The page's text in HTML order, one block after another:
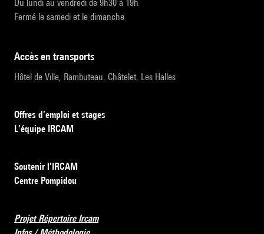
Du lundi au vendredi de 9h30 à 19h
Fermé le samedi et le dimanche
accès en transports
Hôtel de Ville, Rambuteau, Châtelet, Les Halles
Offres d’emploi et stages
L’équipe IRCAM
Soutenir l’IRCAM
Centre Pompidou
Projet Répertoire Ircam